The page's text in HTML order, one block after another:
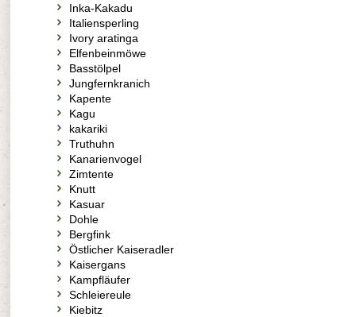
Inka-Kakadu
Italiensperling
Ivory aratinga
Elfenbeinmöwe
Basstölpel
Jungfernkranich
Kapente
Kagu
kakariki
Truthuhn
Kanarienvogel
Zimtente
Knutt
Kasuar
Dohle
Bergfink
Östlicher Kaiseradler
Kaisergans
Kampfläufer
Schleiereule
Kiebitz